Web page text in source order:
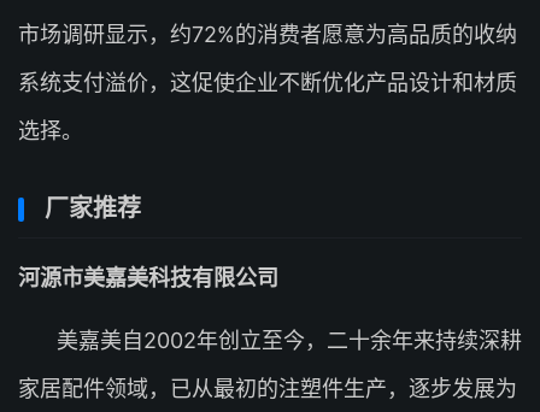
市场调研显示，约72%的消费者愿意为高品质的收纳
系统支付溢价，这促使企业不断优化产品设计和材质
选择。
厂家推荐
河源市美嘉美科技有限公司
美嘉美自2002年创立至今，二十余年来持续深耕
家居配件领域，已从最初的注塑件生产，逐步发展为